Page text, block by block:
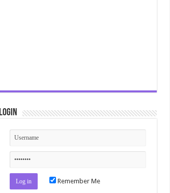
Login
Remember Me